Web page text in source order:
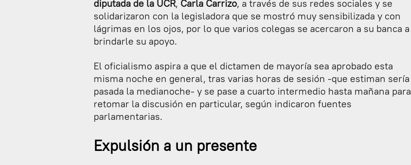
diputada de la UCR, Carla Carrizo, a través de sus redes sociales y se
solidarizaron con la legisladora que se mostró muy sensibilizada y con
lágrimas en los ojos, por lo que varios colegas se acercaron a su banca a
brindarle su apoyo.
El oficialismo aspira a que el dictamen de mayoría sea aprobado esta
misma noche en general, tras varias horas de sesión -que estiman sería
pasada la medianoche- y se pase a cuarto intermedio hasta mañana para
retomar la discusión en particular, según indicaron fuentes
parlamentarias.
Expulsión a un presente